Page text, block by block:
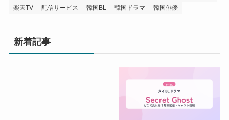
楽天TV
配信サービス 韓国BL 韓国ドラマ 韓国俳優
新着記事